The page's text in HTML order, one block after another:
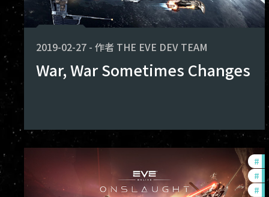
2019-02-27 - 作者 THE EVE DEV TEAM
War, War Sometimes Changes
#
#
#